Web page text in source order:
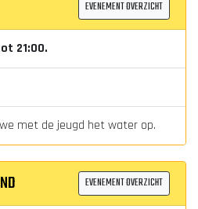
EVENEMENT OVERZICHT
21:00.
met de jeugd het water op.
EVENEMENT OVERZICHT